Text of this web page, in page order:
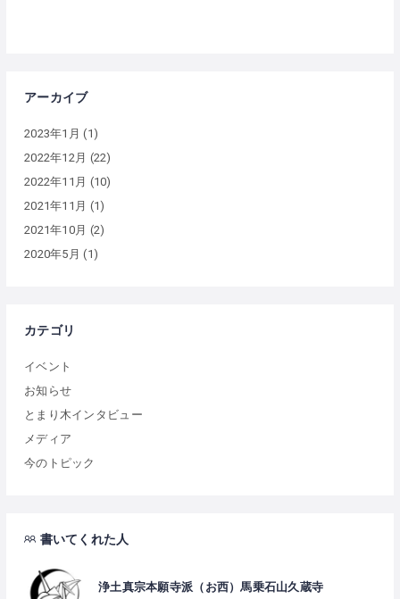
アーカイブ
2023年1月 (1)
2022年12月 (22)
2022年11月 (10)
2021年11月 (1)
2021年10月 (2)
2020年5月 (1)
カテゴリ
イベント
お知らせ
とまり木インタビュー
メディア
今のトピック
書いてくれた人
浄土真宗本願寺派（お西）馬乗石山久蔵寺